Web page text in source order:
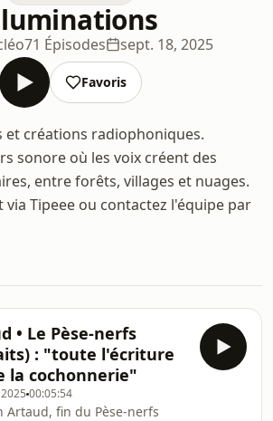
71 Épisodes sept. 18, 2025
Favoris
et créations radiophoniques.
sonore où les voix créent des
entre forêts, villages et nuages.
via Tipeee ou contactez l'équipe par
• Le Pèse-nerfs
: "toute l'écriture
la cochonnerie"
00:05:54
Artaud, fin du Pèse-nerfs